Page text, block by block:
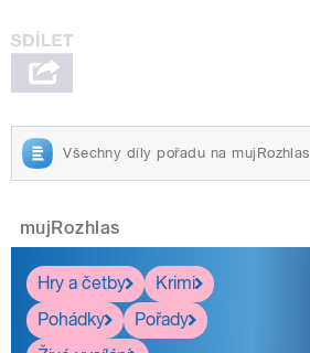
Všechny díly pořadu na mujRozhlas
mujRozhlas
Hry a četby
Krimi
Pohádky
Pořady